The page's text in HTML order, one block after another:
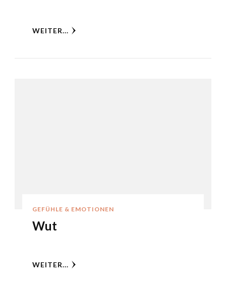
WEITER...
GEFÜHLE & EMOTIONEN
Wut
WEITER...